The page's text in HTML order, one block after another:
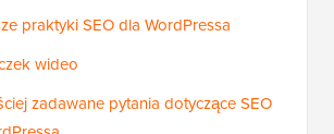
praktyki SEO dla WordPressa
wideo
zadawane pytania dotyczące SEO